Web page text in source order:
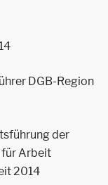
DGB-Region
der
für Arbeit
2014